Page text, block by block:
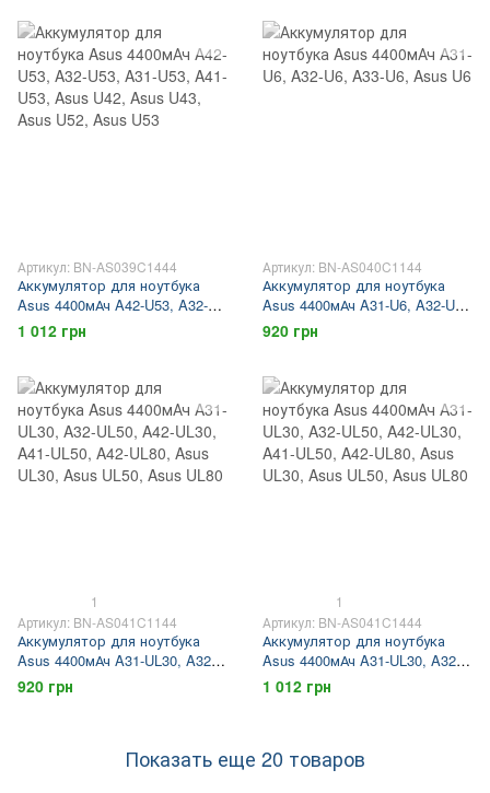
Артикул: BN-AS039C1444
Аккумулятор для ноутбука
Asus 4400мАч A42-U53, A32-
U53, A31-U53, A41-U53, Asus
U42, Asus U43, Asus U52, Asus
1 012 грн
Артикул: BN-AS040C1144
Аккумулятор для ноутбука
Asus 4400мАч A31-U6, A32-U6,
A33-U6, Asus U6
920 грн
1
Артикул: BN-AS041C1144
Аккумулятор для ноутбука
Asus 4400мАч A31-UL30, A32-
UL50, A42-UL30, A41-UL50,
A42-UL80, Asus UL30, Asus
920 грн
1
Артикул: BN-AS041C1444
Аккумулятор для ноутбука
Asus 4400мАч A31-UL30, A32-
UL50, A42-UL30, A41-UL50,
A42-UL80, Asus UL30, Asus
1 012 грн
Показать еще 20 товаров